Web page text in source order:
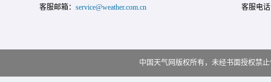
客服邮箱： service@weather.com.cn 客服电
中国天气网版权所有，未经书面授权